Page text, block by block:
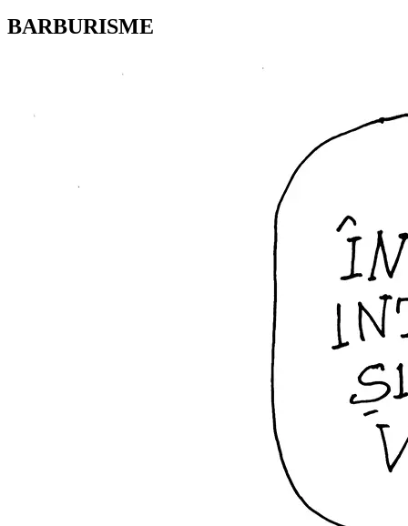
BARBURISME